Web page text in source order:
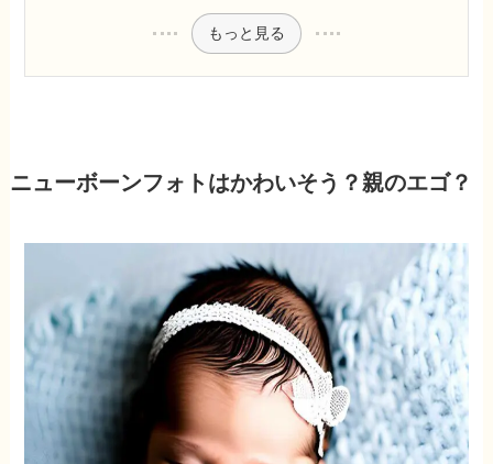
もっと見る
ニューボーンフォトはかわいそう？親のエゴ？